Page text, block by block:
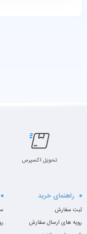
تحویل اکسپرس
راهنمای خرید
ثبت سفارش
رویه های ارسال سفارش